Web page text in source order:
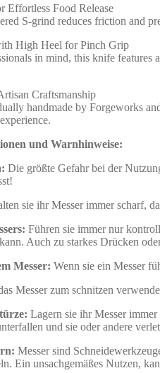
Effortless Food Release
S-grind reduces friction and
High Heel for Pinch Grip
in mind, this knife features
Craftsmanship
handmade by Forgeworks
und Warnhinweise:
Die größte Gefahr bei der
sie ihr Messer immer scharf,
Führen sie immer nur
Auch zu starkes Drücken
Messer: Wenn sie ein Messer
Messer zum schnitzen
Lagern sie ihr Messer
und sie oder andere
Messer sind
Ein unsachgemäßes Nutzen,